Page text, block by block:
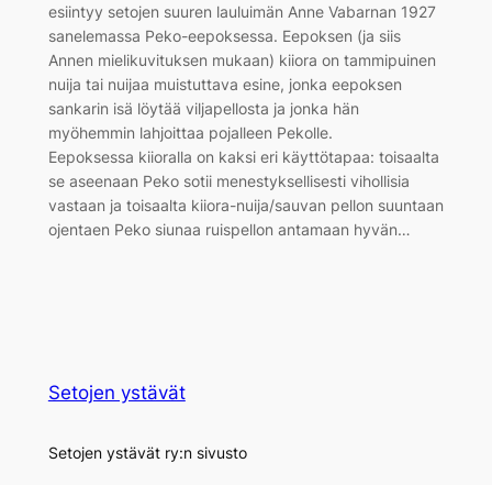
esiintyy setojen suuren lauluimän Anne Vabarnan 1927
sanelemassa Peko-eepoksessa. Eepoksen (ja siis
Annen mielikuvituksen mukaan) kiiora on tammipuinen
nuija tai nuijaa muistuttava esine, jonka eepoksen
sankarin isä löytää viljapellosta ja jonka hän
myöhemmin lahjoittaa pojalleen Pekolle.
Eepoksessa kiioralla on kaksi eri käyttötapaa: toisaalta
se aseenaan Peko sotii menestyksellisesti vihollisia
vastaan ja toisaalta kiiora-nuija/sauvan pellon suuntaan
ojentaen Peko siunaa ruispellon antamaan hyvän…
Setojen ystävät
Setojen ystävät ry:n sivusto